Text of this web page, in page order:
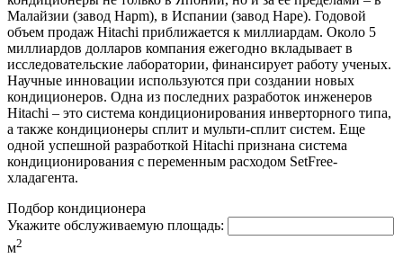
Малайзии (завод Hapm), в Испании (завод Hape). Годовой
объем продаж Hitachi приближается к миллиардам. Около 5
миллиардов долларов компания ежегодно вкладывает в
исследовательские лаборатории, финансирует работу ученых.
Научные инновации используются при создании новых
кондиционеров. Одна из последних разработок инженеров
Hitachi – это система кондиционирования инверторного типа,
а также кондиционеры сплит и мульти-сплит систем. Еще
одной успешной разработкой Hitachi признана система
кондиционирования с переменным расходом SetFree-
хладагента.
Подбор кондиционера
Укажите обслуживаемую площадь:
м2